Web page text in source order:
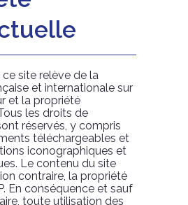
ce site relève de la
et internationale sur
et la propriété
les droits de
réservés, y compris
téléchargeables et
iconographiques et
Le contenu du site
contraire, la propriété
En conséquence et sauf
toute utilisation des